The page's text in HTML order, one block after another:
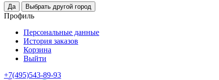
Профиль
Персональные данные
История заказов
Корзина
Выйти
+7(495)543-89-93